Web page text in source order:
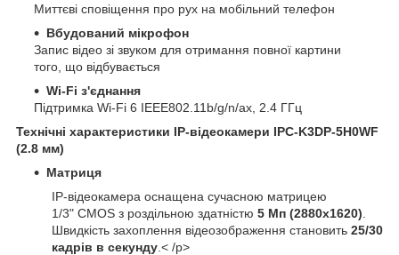
Миттєві сповіщення про рух на мобільний телефон
Вбудований мікрофон
Запис відео зі звуком для отримання повної картини
того, що відбувається
Wi-Fi з'єднання
Підтримка Wi-Fi 6 IEEE802.11b/g/n/ax, 2.4 ГГц
Технічні характеристики IP-відеокамери IPC-K3DP-5H0WF
(2.8 мм)
Матриця
IP-відеокамера оснащена сучасною матрицею
1/3" CMOS з роздільною здатністю 5 Мп (2880x1620)
Швидкість захоплення відеозображення становить 25/30
кадрів в секунду .< /p>